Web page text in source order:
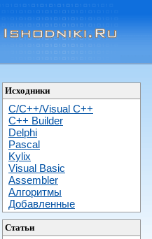
Исходники
C/C++/Visual C++
С++ Builder
Delphi
Pascal
Kylix
Visual Basic
Assembler
Алгоритмы
Добавленные
Статьи